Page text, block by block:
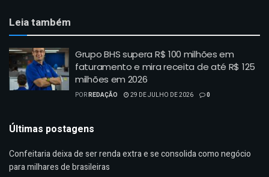
Leia também
Grupo BHS supera R$ 100 milhões em
faturamento e mira receita de até R$ 125
milhões em 2026
PORREDAÇÃO 29 DE JULHO DE 2026 0
Últimas postagens
Confeitaria deixa de ser renda extra e se consolida como negócio
para milhares de brasileiras